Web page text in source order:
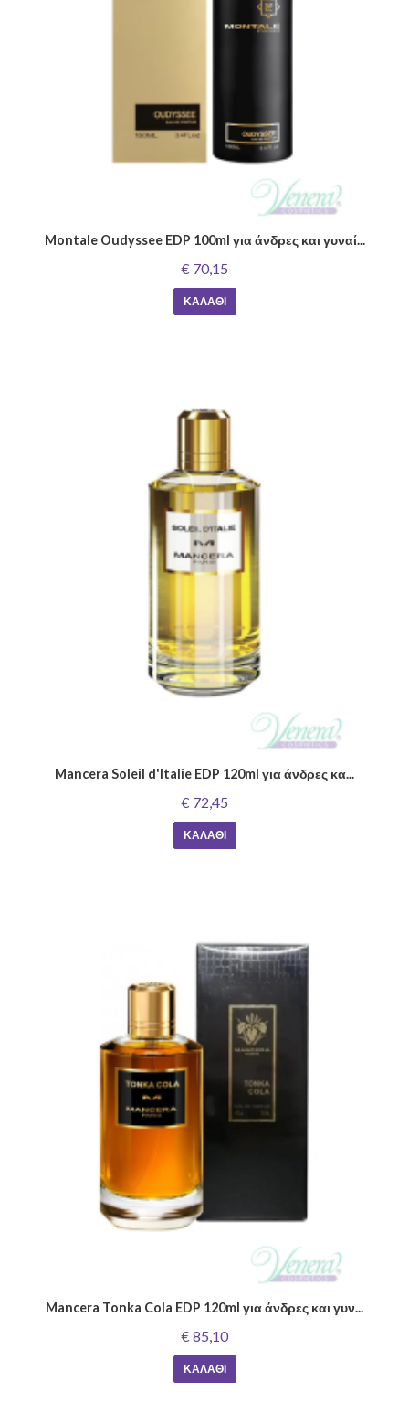
Montale Oudyssee EDP 100ml για άνδρες και γυναί...
€ 70,15
ΚΑΛΆΘΙ
Mancera Soleil d'Italie EDP 120ml για άνδρες κα...
€ 72,45
ΚΑΛΆΘΙ
Mancera Tonka Cola EDP 120ml για άνδρες και γυν...
€ 85,10
ΚΑΛΆΘΙ